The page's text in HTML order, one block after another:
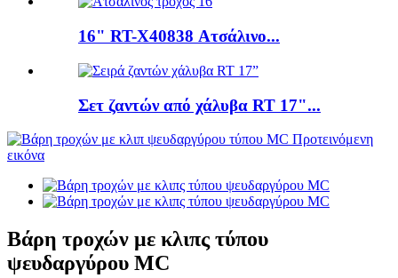
16" RT-X40838 Ατσάλινο...
Σετ ζαντών από χάλυβα RT 17"...
Βάρη τροχών με κλιπς τύπου
ψευδαργύρου MC